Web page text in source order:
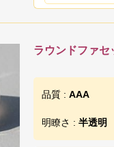
ラウンドファセ
品質 : AAA
明瞭さ : 半透明